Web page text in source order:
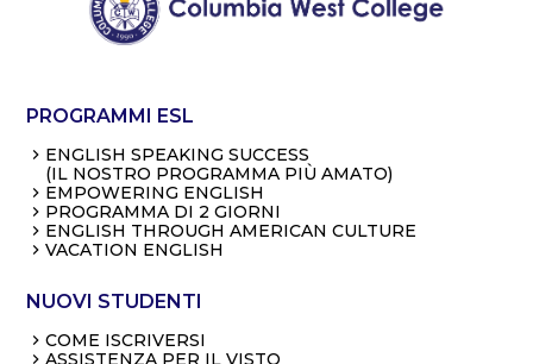
PROGRAMMI ESL
ENGLISH SPEAKING SUCCESS
(IL NOSTRO PROGRAMMA PIÙ AMATO)
EMPOWERING ENGLISH
PROGRAMMA DI 2 GIORNI
ENGLISH THROUGH AMERICAN CULTURE
VACATION ENGLISH
NUOVI STUDENTI
COME ISCRIVERSI
ASSISTENZA PER IL VISTO